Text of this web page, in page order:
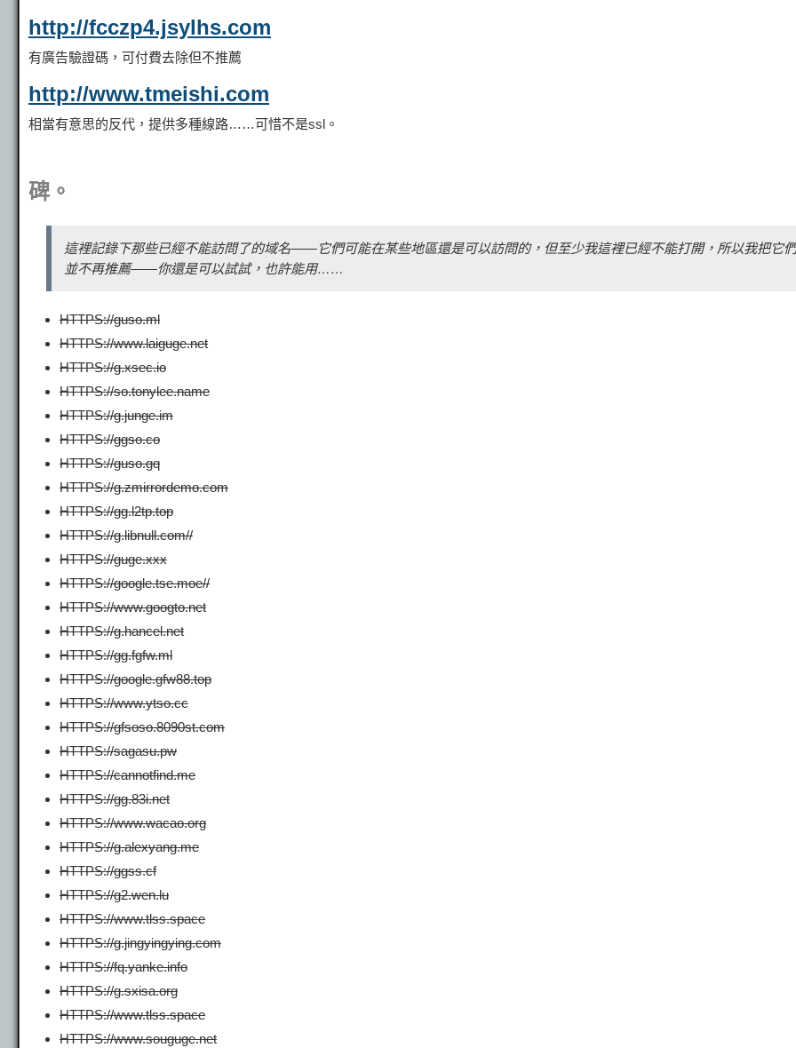
http://fcczp4.jsylhs.com
有廣告驗證碼，可付費去除但不推薦
http://www.tmeishi.com
相當有意思的反代，提供多種線路……可惜不是ssl。
碑。
這裡記錄下那些已經不能訪問了的域名——它們可能在某些地區還是可以訪問的，但至少我這裡已經不能打開，所以我把它
並不再推薦——你還是可以試試，也許能用……
HTTPS://guso.ml
HTTPS://www.laiguge.net
HTTPS://g.xsec.io
HTTPS://so.tonylee.name
HTTPS://g.junge.im
HTTPS://ggso.co
HTTPS://guso.gq
HTTPS://g.zmirrordemo.com
HTTPS://gg.l2tp.top
HTTPS://g.libnull.com//
HTTPS://guge.xxx
HTTPS://google.tse.moe//
HTTPS://www.googto.net
HTTPS://g.hancel.net
HTTPS://gg.fgfw.ml
HTTPS://google.gfw88.top
HTTPS://www.ytso.cc
HTTPS://gfsoso.8090st.com
HTTPS://sagasu.pw
HTTPS://cannotfind.me
HTTPS://gg.83i.net
HTTPS://www.wacao.org
HTTPS://g.alexyang.me
HTTPS://ggss.cf
HTTPS://g2.wen.lu
HTTPS://www.tlss.space
HTTPS://g.jingyingying.com
HTTPS://fq.yanke.info
HTTPS://g.sxisa.org
HTTPS://www.tlss.space
HTTPS://www.souguge.net